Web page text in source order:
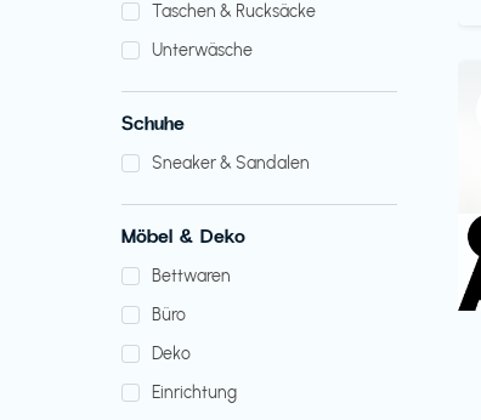
Taschen & Rucksäcke
Unterwäsche
Schuhe
Sneaker & Sandalen
Möbel & Deko
Bettwaren
Büro
Deko
Einrichtung